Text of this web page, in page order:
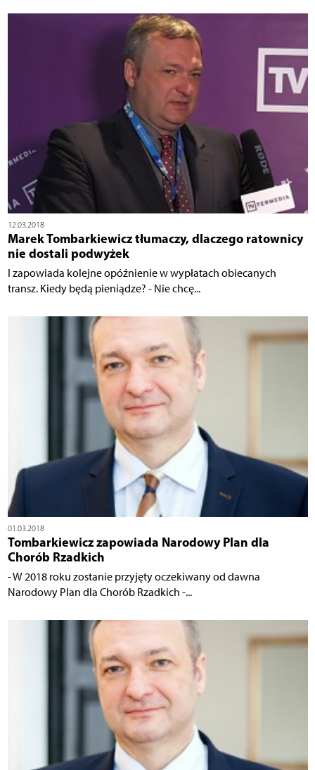
12.03.2018
Marek Tombarkiewicz tłumaczy, dlaczego ratownicy
nie dostali podwyżek
I zapowiada kolejne opóźnienie w wypłatach obiecanych
transz. Kiedy będą pieniądze? - Nie chcę...
01.03.2018
Tombarkiewicz zapowiada Narodowy Plan dla
Chorób Rzadkich
- W 2018 roku zostanie przyjęty oczekiwany od dawna
Narodowy Plan dla Chorób Rzadkich -...